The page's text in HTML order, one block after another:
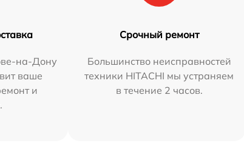
на-Дону
ваше
и
Срочный ремонт
Большинство неисправностей
техники HITACHI мы устраняем
в течение 2 часов.